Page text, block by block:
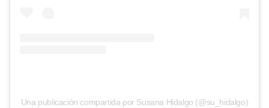
Una publicación compartida por Susana Hidalgo (@su_hidalgo)